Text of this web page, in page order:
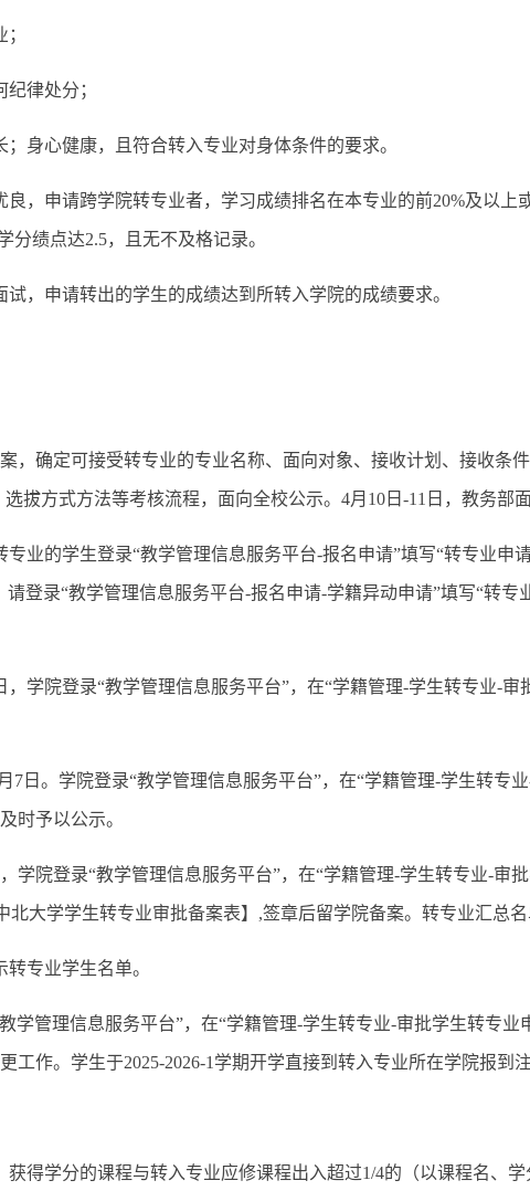
律处分；
身心健康，且符合转入专业对身体条件的要求。
良，申请跨学院转专业者，学习成绩排名在本专业的前20%及以
分绩点达2.5，且无不及格记录。
，申请转出的学生的成绩达到所转入学院的成绩要求。
，确定可接受转专业的专业名称、面向对象、接收计划、接收条
拔方式方法等考核流程，面向全校公示。4月10日-11日，教务部
专业的学生登录“教学管理信息服务平台-报名申请”填写“转专业
登录“教学管理信息服务平台-报名申请-学籍异动申请”填写“转
，学院登录“教学管理信息服务平台”，在“学籍管理-学生转专业-
7日。学院登录“教学管理信息服务平台”，在“学籍管理-学生转专
时予以公示。
学院登录“教学管理信息服务平台”，在“学籍管理-学生转专业-审
大学学生转专业审批备案表】,签章后留学院备案。转专业汇总
专业学生名单。
学管理信息服务平台”，在“学籍管理-学生转专业-审批学生转专
作。学生于2025-2026-1学期开学直接到转入专业所在学院报到注
得学分的课程与转入专业应修课程出入超过1/4的（以课程名、